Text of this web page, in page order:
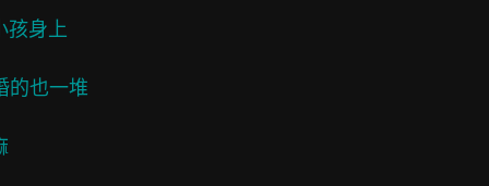
孩身上
的也一堆